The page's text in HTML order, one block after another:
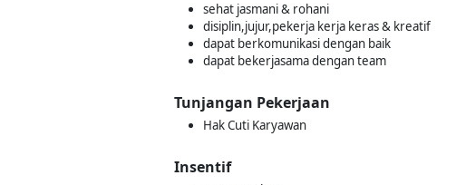
sehat jasmani & rohani
disiplin,jujur,pekerja kerja keras & kreatif
dapat berkomunikasi dengan baik
dapat bekerjasama dengan team
Tunjangan Pekerjaan
Hak Cuti Karyawan
Insentif